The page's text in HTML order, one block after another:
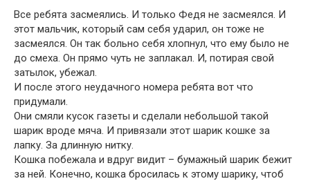
Все ребята засмеялись. И только Федя не засмеялся. И
этот мальчик, который сам себя ударил, он тоже не
засмеялся. Он так больно себя хлопнул, что ему было не
до смеха. Он прямо чуть не заплакал. И, потирая свой
затылок, убежал.
И после этого неудачного номера ребята вот что
придумали.
Они смяли кусок газеты и сделали небольшой такой
шарик вроде мяча. И привязали этот шарик кошке за
лапку. За длинную нитку.
Кошка побежала и вдруг видит – бумажный шарик бежит
за ней. Конечно, кошка бросилась к этому шарику, чтоб